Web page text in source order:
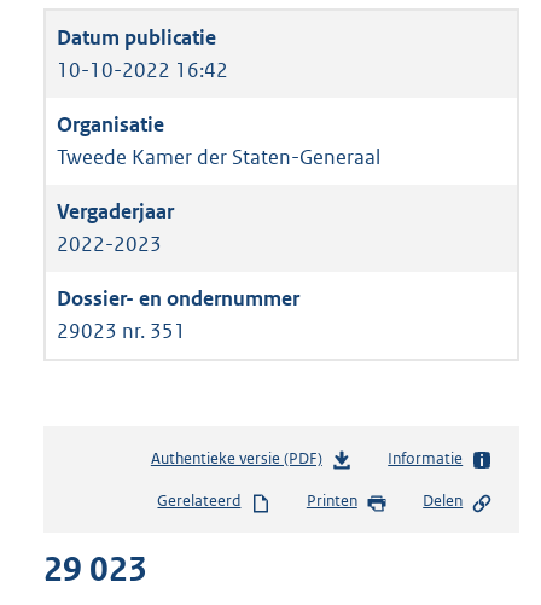
10-10-2022 16:42
Tweede Kamer der Staten-Generaal
2022-2023
29023 nr. 351
Authentieke versie (PDF)b
s
Informatie
Gerelateerd Printen Delen
29 023